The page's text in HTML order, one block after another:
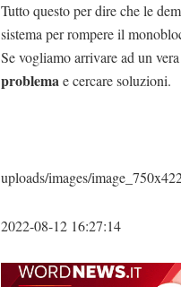
Tutto questo per dire che le
sistema per rompere il
Se vogliamo arrivare ad un
problemae cercare soluzioni.
uploads/images/
2022-08-12 16:27:14